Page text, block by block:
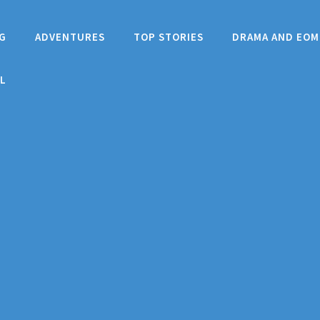
ADVENTURES TOP STORIES DRAMA AND